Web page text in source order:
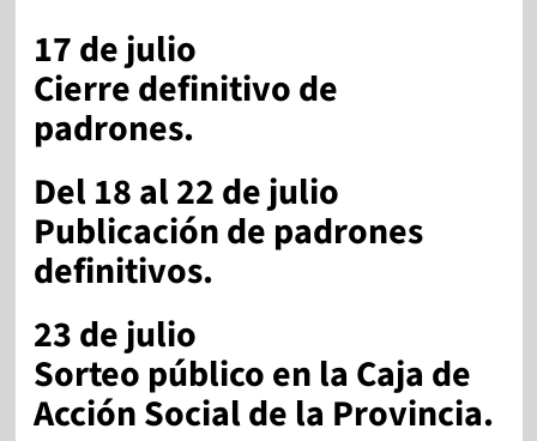
17 de julio
Cierre definitivo de
padrones.
Del 18 al 22 de julio
Publicación de padrones
definitivos.
23 de julio
Sorteo público en la Caja de
Acción Social de la Provincia.